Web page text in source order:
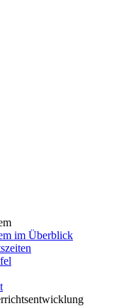
im Überblick